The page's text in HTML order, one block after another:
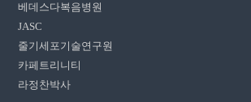
베데스다복음병원
JASC
줄기세포기술연구원
카페트리니티
라정찬박사